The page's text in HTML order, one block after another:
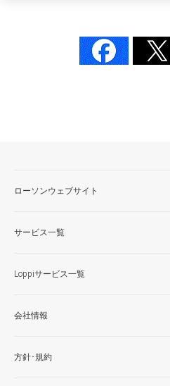
ローソンウェブサイト
サービス一覧
Loppiサービス一覧
会社情報
方針･規約